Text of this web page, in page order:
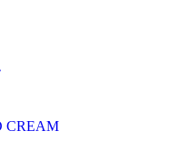
CREAM